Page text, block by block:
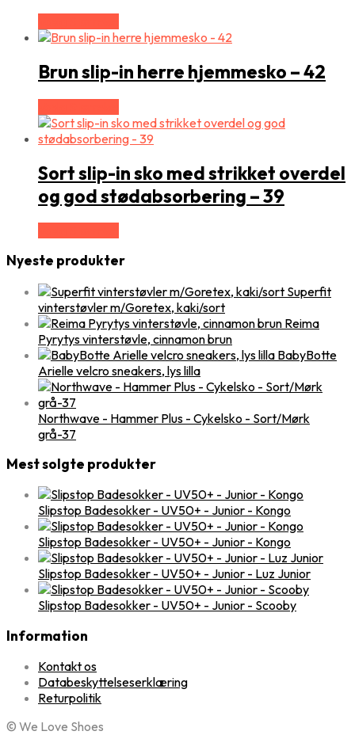
Brun slip-in herre hjemmesko – 42
Sort slip-in sko med strikket overdel
og god stødabsorbering – 39
Nyeste produkter
Superfit
vinterstøvler m/Goretex, kaki/sort
Reima
Pyrytys vinterstøvle, cinnamon brun
BabyBotte
Arielle velcro sneakers, lys lilla
Northwave - Hammer Plus - Cykelsko - Sort/Mørk
grå-37
Mest solgte produkter
Slipstop Badesokker - UV50+ - Junior - Kongo
Slipstop Badesokker - UV50+ - Junior - Kongo
Slipstop Badesokker - UV50+ - Junior - Luz Junior
Slipstop Badesokker - UV50+ - Junior - Scooby
Information
Kontakt os
Databeskyttelseserklæring
Returpolitik
© We Love Shoes